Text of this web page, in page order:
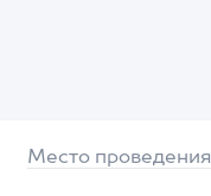
Место проведения